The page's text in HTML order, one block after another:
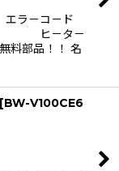
ラ－コ－ド
ヒ－タ－
部品！！ 名
[BW-V100CE6